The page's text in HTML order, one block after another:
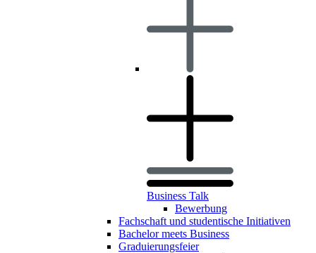
Business Talk
Bewerbung
Fachschaft und studentische Initiativen
Bachelor meets Business
Graduierungsfeier